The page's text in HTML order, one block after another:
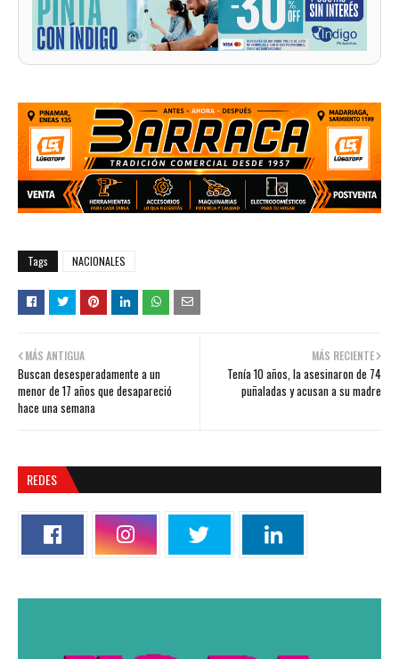
Tags NACIONALES
MÁS RECIENTE
Tenía 10 años, la asesinaron de 74
puñaladas y acusan a su madre
MÁS ANTIGUA
Buscan desesperadamente a un
menor de 17 años que desapareció
hace una semana
REDES